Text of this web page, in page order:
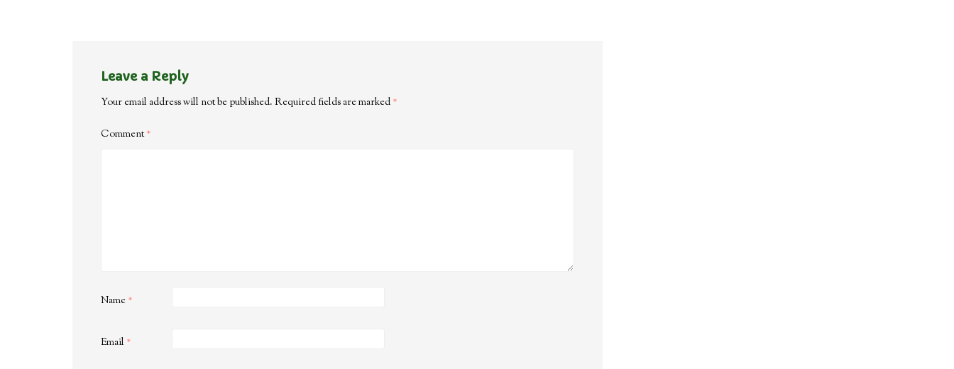
Leave a Reply
Your email address will not be published. Required fields are marked *
Comment*
Name *
Email *